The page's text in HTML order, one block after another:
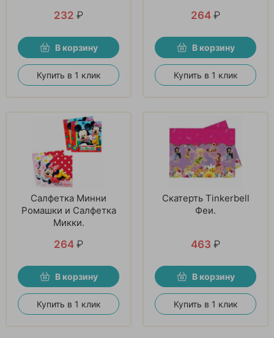
232 ₽
В корзину
Купить в 1 клик
264 ₽
В корзину
Купить в 1 клик
Салфетка Минни
Ромашки и Салфетка
Микки.
264 ₽
В корзину
Купить в 1 клик
Скатерть Tinkerbell
Феи.
463 ₽
В корзину
Купить в 1 клик